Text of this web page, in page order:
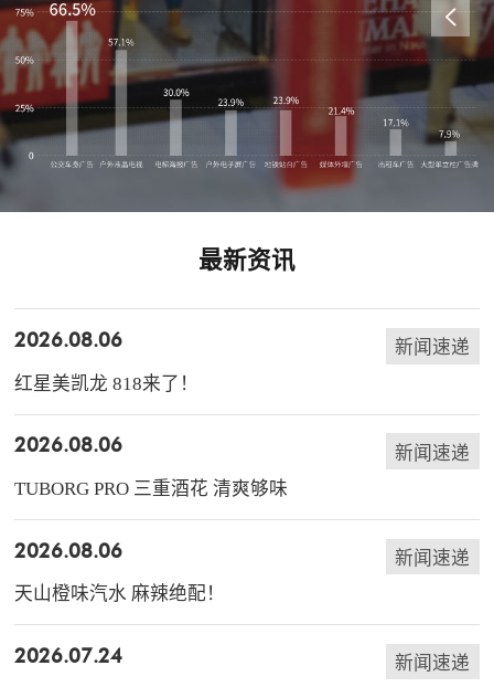
最新资讯
2026.08.06
新闻速递
红星美凯龙 818来了！
2026.08.06
新闻速递
TUBORG PRO 三重酒花 清爽够味
2026.08.06
新闻速递
天山橙味汽水 麻辣绝配！
2026.07.24
新闻速递